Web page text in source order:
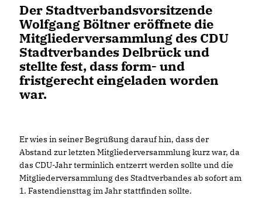
Der Stadtverbandsvorsitzende
Wolfgang Böltner eröffnete die
Mitgliederversammlung des CDU
Stadtverbandes Delbrück und
stellte fest, dass form- und
fristgerecht eingeladen worden
war.
Er wies in seiner Begrüßung darauf hin, dass der
Abstand zur letzten Mitgliederversammlung kurz war, da
das CDU-Jahr terminlich entzerrt werden sollte und die
Mitgliederversammlung des Stadtverbandes ab sofort am
1. Fastendiensttag im Jahr stattfinden sollte.